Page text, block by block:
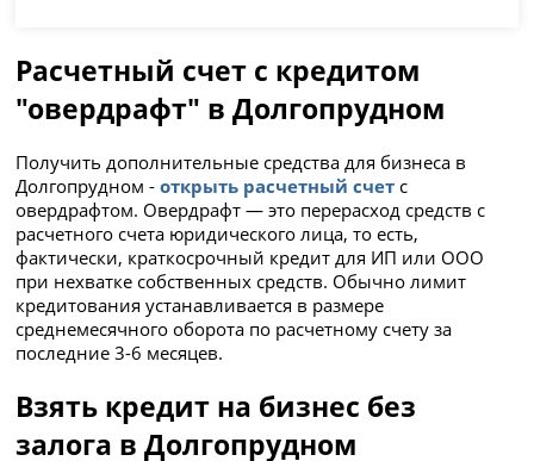
Расчетный счет с кредитом
"овердрафт" в Долгопрудном
Получить дополнительные средства для бизнеса в
Долгопрудном -открыть расчетный счет с
овердрафтом. Овердрафт — это перерасход средств с
расчетного счета юридического лица, то есть,
фактически, краткосрочный кредит для ИП или ООО
при нехватке собственных средств. Обычно лимит
кредитования устанавливается в размере
среднемесячного оборота по расчетному счету за
последние 3-6 месяцев.
Взять кредит на бизнес без
залога в Долгопрудном